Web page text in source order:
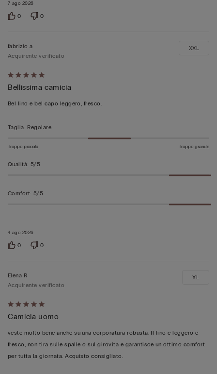
7 ago 2026
0 0
Valutato
5
su
4 ago 2026
fabrizio a
Acquirente verificato
Bellissima camicia
Bel lino e bel capo leggero, fresco.
XXL
Taglia: Regolare
Troppo piccola Troppo grande
Qualità: 5/5
Comfort: 5/5
0 0
Valutato
5
su
5
Elena R
Acquirente verificato
Camicia uomo
veste molto bene anche su una corporatura robusta. Il lino è leggero e
fresco, non tira sulle spalle o sul girovita e garantisce un ottimo comfort
per tutta la giornata. Acquisto consigliato.
XL